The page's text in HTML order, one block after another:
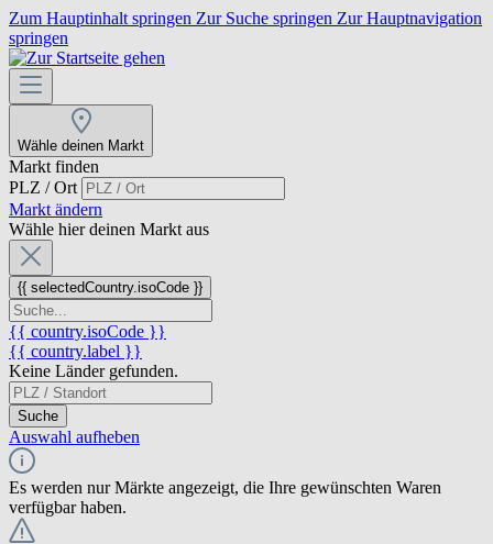
Zum Hauptinhalt springen Zur Suche springen Zur Hauptnavigation
springen
Wähle deinen Markt
Markt finden
PLZ / Ort
Markt ändern
Wähle hier deinen Markt aus
{{ selectedCountry.isoCode }}
{{ country.isoCode }}
{{ country.label }}
Keine Länder gefunden.
Suche
Auswahl aufheben
Es werden nur Märkte angezeigt, die Ihre gewünschten Waren
verfügbar haben.